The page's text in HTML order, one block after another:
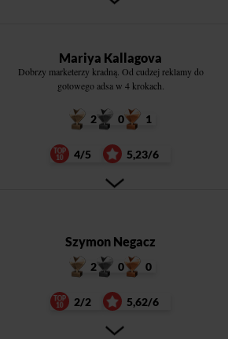
Mariya Kallagova
Dobrzy marketerzy kradną. Od cudzej reklamy do
gotowego adsa w 4 krokach.
2 0 1
4/5 5,23/6
Szymon Negacz
2 0 0
2/2 5,62/6